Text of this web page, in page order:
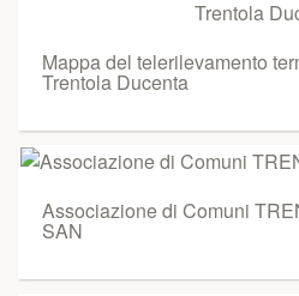
Mappa del telerilevamento
Trentola Ducenta
Associazione di Comuni
SAN